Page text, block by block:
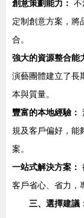
創意策劃能力： 不
定制創意方案，將
合。
強大的資源整合能
演藝團體建立了長
本與質量。
豐富的本地經驗：
規及客戶偏好，能
案。
一站式解決方案：
客戶省心、省力，
三、選擇建議